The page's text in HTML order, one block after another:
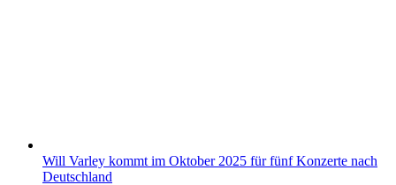
Will Varley kommt im Oktober 2025 für fünf Konzerte nach
Deutschland